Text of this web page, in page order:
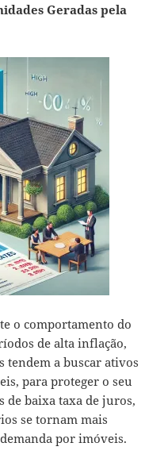
Geradas pela
o comportamento do
de alta inflação,
tendem a buscar ativos
para proteger o seu
de baixa taxa de juros,
se tornam mais
por imóveis.